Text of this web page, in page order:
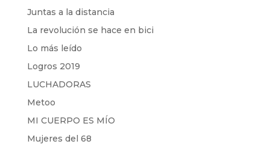
Juntas a la distancia
La revolución se hace en bici
Lo más leído
Logros 2019
LUCHADORAS
Metoo
MI CUERPO ES MÍO
Mujeres del 68